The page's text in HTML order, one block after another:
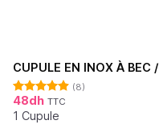
CUPULE EN INOX À BEC /
Note4.88
sur 5
(8)
48dh TTC
1 Cupule